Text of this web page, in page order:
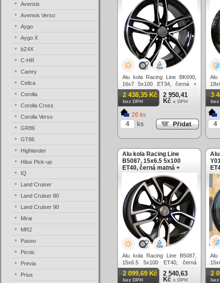
Alu kola Racing Line BK690,
16x7 5x100 ET34, černá +
leštění
2 438,35 Kč
bez DPH
2 950,41
Kč s DPH
26 ks
ks
Alu
3
bez
Alu kola Racing Line
B5087, 15x6.5 5x100
ET40, černá matná +
Alu kola Racing Line B5087,
15x6.5 5x100 ET40, černá
matná + leštění
2 099,69 Kč
bez DPH
2 540,63
Kč s DPH
Alu
2
bez
Avensis
Avensis Verso
Aygo
Aygo X
bZ4X
C-HR
Camry
Celica
Corolla
Corolla Cross
Corolla Verso
GR86
GT86
Highlander
Hilux Pick-up
IQ
Land Cruiser
Land Cruiser 80
Land Cruiser 90
Mirai
MR2
Paseo
Picnic
Previa
Prius